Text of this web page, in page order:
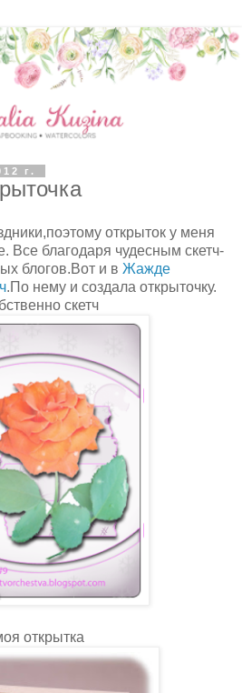
г.
открыток у меня
Все благодаря чудесным скетч-
блогов.Вот и в Жажде
.По нему и создала открыточку.
скетч
открытка